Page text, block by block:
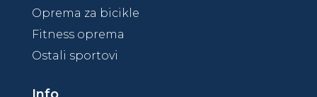
Oprema za bicikle
Fitness oprema
Ostali sportovi